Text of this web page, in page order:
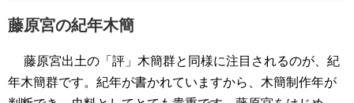
藤原宮の紀年木簡
藤原宮出土の「評」木簡群と同様に注目されるのが、紀
年木簡群です。紀年が書かれていますから、木簡制作年が